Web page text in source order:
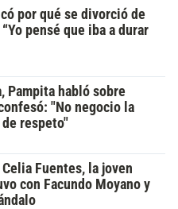
por qué se divorció de
pensé que iba a durar
Pampita habló sobre
"No negocio la
respeto"
Fuentes, la joven
con Facundo Moyano y